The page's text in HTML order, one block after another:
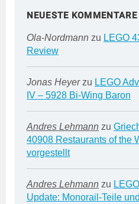
NEUESTE KOMMENTARE
Ola-Nordmann zu LEGO
Review
Jonas Heyerzu LEGO
IV – 5928 Bi-Wing Baron
Andres Lehmann zu
40908 Restaurants of the
vorgestellt
Andres Lehmann zu
Update: Monorail-Teile